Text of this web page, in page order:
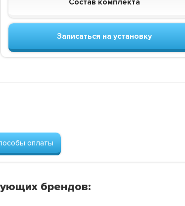
Записаться на установку
оплаты
брендов: